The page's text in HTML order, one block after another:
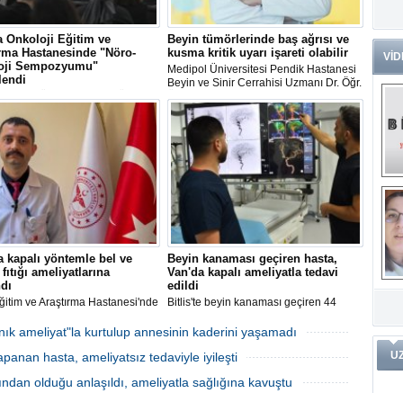
Onkoloji Eğitim ve
Hastanesinde "Nöro-
Sempozyumu"
Üniversitesi (SBÜ) Dr.
Yurtaslan Ankara Onkoloji
Araştırma Hastanesinde Nöro-
Sempozyumu düzenlendi.
Beyin tümörlerinde baş ağrısı ve
kusma kritik uyarı işareti olabilir
Medipol Üniversitesi Pendik Hastanesi
Beyin ve Sinir Cerrahisi Uzmanı Dr. Öğr.
Üyesi Cevdet Gökçek, beyin
tümörlerinde baş ağrısı, kusma ve nöbet
gibi belirtilerin erken tanı açısından kritik
öneme sahip olabileceğini belirtti.
kapalı yöntemle bel ve
ameliyatlarına
ve Araştırma Hastanesi'nde
belirli merkezlerde bulunan
Diskektomi Sistemi"
kapalı bel ve boyun fıtığı
Beyin kanaması geçiren hasta,
Van'da kapalı ameliyatla tedavi
edildi
Bitlis'te beyin kanaması geçiren 44
ve Araştırma Hastanesi'nde kapalı
ameliyatla tedavi edildi.
ameliyat"la kurtulup annesinin kaderini yaşamadı
01 Eylül 2025 Pazartesi 11:08
hasta, ameliyatsız tedaviyle iyileşti
25 Temmuz 2025 Cuma 10:48
olduğu anlaşıldı, ameliyatla sağlığına kavuştu